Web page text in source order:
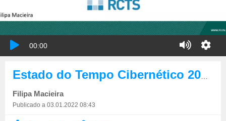
00:00
Filipa Macieira
Publicado a 03.01.2022 08:43